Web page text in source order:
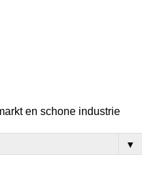
en schone industrie
▼